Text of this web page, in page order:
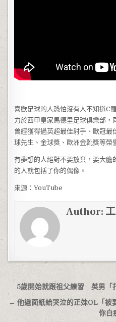
喜歡足球的人恐怕沒有人不知道C
力於西甲皇家馬德里足球俱樂部，
曾經獲得過英超最佳射手、歐冠最
球先生、金球獎、歐洲金靴獎等榮
有夢想的人絕對不要放棄，要大膽
的人就包括了你的偶像。
來源：YouTube
Author:
文章導覽
5歲開始就跟祖父練習 英男「
← 他遞面紙給哭泣的正妹OL「被
你白